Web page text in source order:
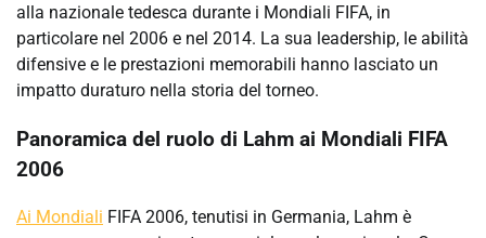
alla nazionale tedesca durante i Mondiali FIFA, in
particolare nel 2006 e nel 2014. La sua leadership, le abilità
difensive e le prestazioni memorabili hanno lasciato un
impatto duraturo nella storia del torneo.
Panoramica del ruolo di Lahm ai Mondiali FIFA
2006
Ai Mondiali FIFA 2006, tenutisi in Germania, Lahm è